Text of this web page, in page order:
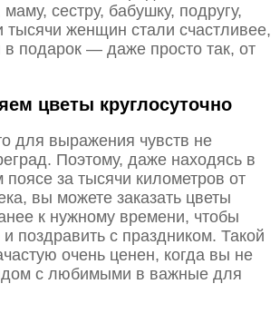
сестру, бабушку, подругу,
тысячи женщин стали счастливее,
в подарок — даже просто так, от
цветы круглосуточно
для выражения чувств не
Поэтому, даже находясь в
поясе за тысячи километров от
вы можете заказать цветы
к нужному времени, чтобы
поздравить с праздником. Такой
очень ценен, когда вы не
с любимыми в важные для